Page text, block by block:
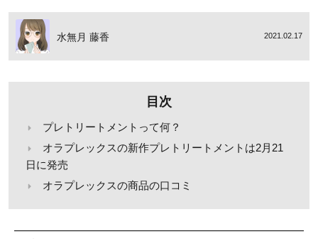
水無月 藤香 2021.02.17
目次
プレトリートメントって何？
オラプレックスの新作プレトリートメントは2月21
日に発売
オラプレックスの商品の口コミ